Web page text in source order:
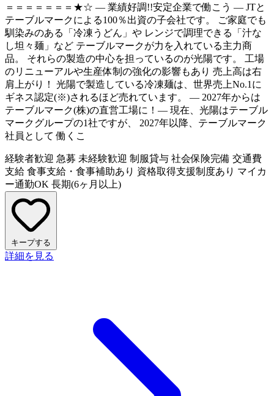
＝＝＝＝＝＝＝★☆ ― 業績好調!!安定企業で働こう ― JTと
テーブルマークによる100％出資の子会社です。 ご家庭でも
馴染みのある「冷凍うどん」や レンジで調理できる「汁な
し坦々麺」など テーブルマークが力を入れている主力商
品。 それらの製造の中心を担っているのが光陽です。 工場
のリニューアルや生産体制の強化の影響もあり 売上高は右
肩上がり！ 光陽で製造している冷凍麺は、世界売上No.1に
ギネス認定(※)されるほど売れています。 ― 2027年からは
テーブルマーク(株)の直営工場に！― 現在、光陽はテーブル
マークグループの1社ですが、 2027年以降、テーブルマーク
社員として 働くこ
経験者歓迎 急募 未経験歓迎 制服貸与 社会保険完備 交通費
支給 食事支給・食事補助あり 資格取得支援制度あり マイカ
ー通勤OK 長期(6ヶ月以上)
キープする
詳細を見る